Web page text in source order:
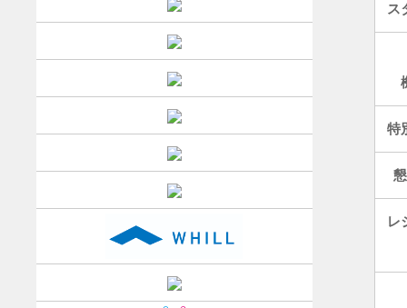
ス
特
レ